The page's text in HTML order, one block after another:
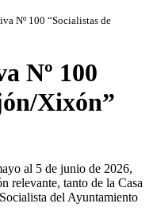
Nº 100 “Socialistas de
Nº 100
Xixón”
al 5 de junio de 2026,
relevante, tanto de la Casa
del Ayuntamiento